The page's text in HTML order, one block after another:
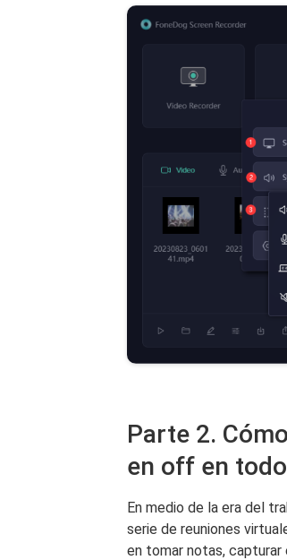
Parte 2.
en off en
En medio de la era del
serie de reuniones
en tomar notas,